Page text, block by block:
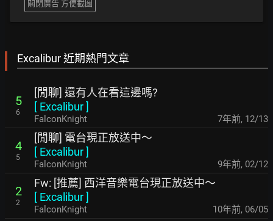
關閉廣告 方便截圖
Excalibur 近期熱門文章
5
6
[閒聊] 還有人在看這邊嗎?
[ Excalibur]
FalconKnight 7年前, 12/13
4
5
[閒聊] 電台現正放送中～
[ Excalibur]
FalconKnight 9年前, 02/12
2
2
Fw: [推薦] 西洋音樂電台現正放送中～
[ Excalibur]
FalconKnight 10年前, 06/05